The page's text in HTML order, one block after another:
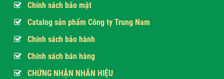
Chính sách bảo mật
Catalog sản phẩm Công ty Trung Nam
Chính sách bảo hành
Chính sách bán hàng
CHỨNG NHẬN NHÃN HIỆU